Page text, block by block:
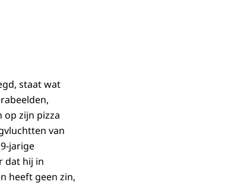
staat wat
op zijn pizza
van
jarige
dat hij in
heeft geen zin,